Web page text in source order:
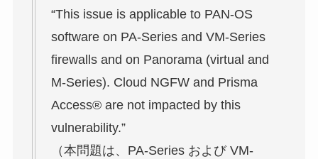
“This issue is applicable to PAN-OS
software on PA-Series and VM-Series
firewalls and on Panorama (virtual and
M-Series). Cloud NGFW and Prisma
Access® are not impacted by this
vulnerability.”
（本問題は、PA-Series および VM-